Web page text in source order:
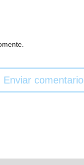
Enviar comentario